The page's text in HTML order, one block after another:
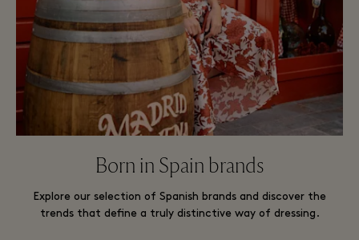
Born in Spain​ brands
Explore our selection of Spanish brands and discover the
trends that define a truly distinctive way of dressing.